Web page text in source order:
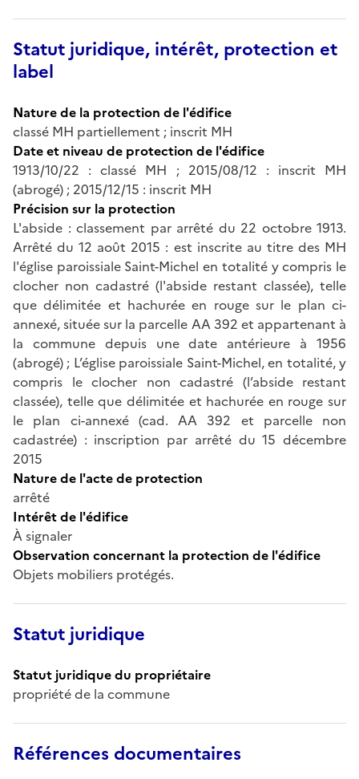
Statut juridique, intérêt, protection et
label
Nature de la protection de l'édifice
classé MH partiellement ; inscrit MH
Date et niveau de protection de l'édifice
1913/10/22 : classé MH ; 2015/08/12 : inscrit MH
(abrogé) ; 2015/12/15 : inscrit MH
Précision sur la protection
L'abside : classement par arrêté du 22 octobre 1913.
Arrêté du 12 août 2015 : est inscrite au titre des MH
l'église paroissiale Saint-Michel en totalité y compris le
clocher non cadastré (l'abside restant classée), telle
que délimitée et hachurée en rouge sur le plan ci-
annexé, située sur la parcelle AA 392 et appartenant à
la commune depuis une date antérieure à 1956
(abrogé) ; L’église paroissiale Saint-Michel, en totalité, y
compris le clocher non cadastré (l’abside restant
classée), telle que délimitée et hachurée en rouge sur
le plan ci-annexé (cad. AA 392 et parcelle non
cadastrée) : inscription par arrêté du 15 décembre
2015
Nature de l'acte de protection
arrêté
Intérêt de l'édifice
À signaler
Observation concernant la protection de l'édifice
Objets mobiliers protégés.
Statut juridique
Statut juridique du propriétaire
propriété de la commune
Références documentaires